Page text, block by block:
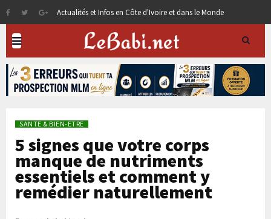
Actualités et Infos en Côte d'Ivoire et dans le Monde
SANTE & BIEN-ETRE
5 signes que votre corps
manque de nutriments
essentiels et comment y
remédier naturellement